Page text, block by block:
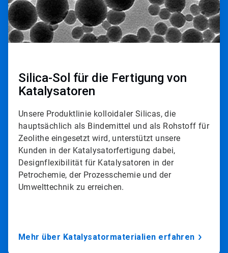
i
l
e
2
v
Silica-Sol für die Fertigung von
Katalysatoren
Unsere Produktlinie kolloidaler Silicas, die
hauptsächlich als Bindemittel und als Rohstoff für
Zeolithe eingesetzt wird, unterstützt unsere
Kunden in der Katalysatorfertigung dabei,
Designflexibilität für Katalysatoren in der
Petrochemie, der Prozesschemie und der
Umwelttechnik zu erreichen.
Mehr über Katalysatormaterialien erfahren